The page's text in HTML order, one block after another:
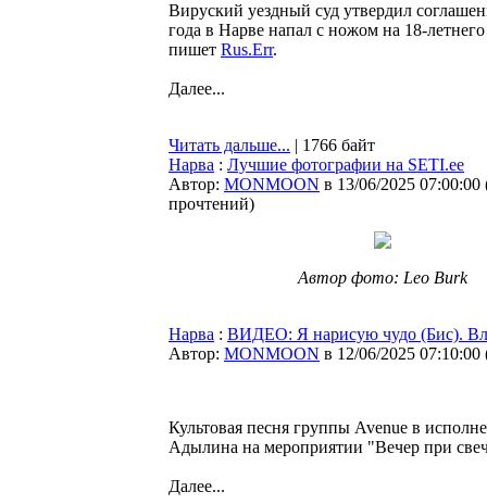
Вируский уездный суд утвердил
года в Нарве напал с ножом на 18-
пишет Rus.Err.
Далее...
Читать дальше... | 1766 байт
Нарва : Лучшие фотографии на SETI.ee
Автор: MONMOON в 13/06/2025 07:00:00
прочтений)
Автор фото: Leo Burk
Нарва : ВИДЕО: Я нарисую чудо (Бис).
Автор: MONMOON в 12/06/2025 07:10:00
Культовая песня группы Avenue в
Адылина на мероприятии "Вечер при
Далее...